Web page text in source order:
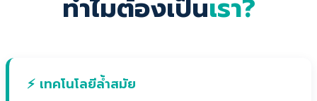
ทำไมต้องเป็นเรา?
⚡ เทคโนโลยีล้ำสมัย